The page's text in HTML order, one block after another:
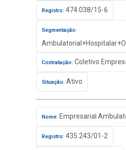
Registro: 474.038/15-6
Segmentação:
Contratação: Coletivo
Situação: Ativo
Nome: Empresarial
Registro: 435.243/01-2